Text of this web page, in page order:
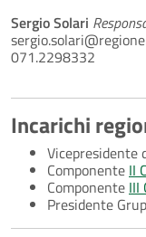
Sergio Solari
071.2298332
Incarichi
Vicepresidente
Componente II
Componente III
Presidente